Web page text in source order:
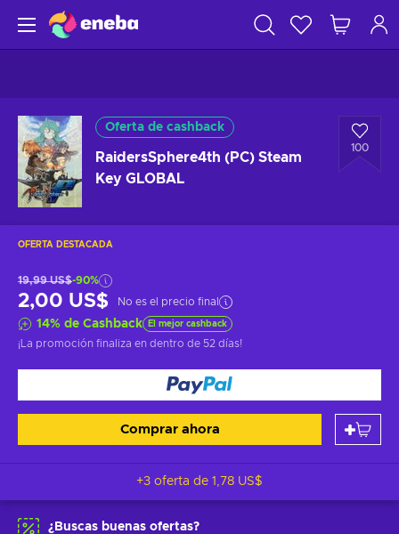
Oferta de cashback
RaidersSphere4th (PC) Steam
Key GLOBAL
100
OFERTA DESTACADA
19,99 US$-90%
2,00 US$ No es el precio final
14% de Cashback El mejor cashback
¡La promoción finaliza en dentro de 52 días!
Comprar ahora
+3 oferta de 1,78 US$
¿Buscas buenas ofertas?